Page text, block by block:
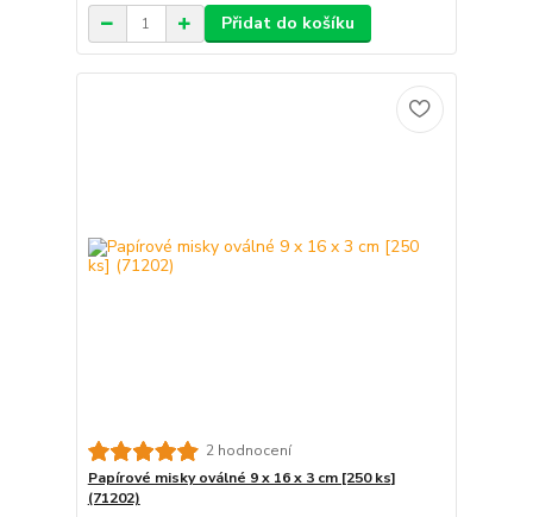
Přidat do košíku
2 hodnocení
Papírové misky oválné 9 x 16 x 3 cm [250 ks]
(71202)